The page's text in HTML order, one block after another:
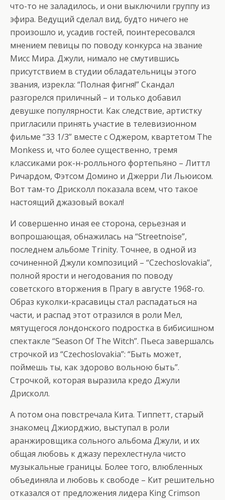
что-то не заладилось, и они выключили группу из
эфира. Ведущий сделал вид, будто ничего не
произошло и, усадив гостей, поинтересовался
мнением певицы по поводу конкурса на звание
Мисс Мира. Джули, нимало не смутившись
присутствием в студии обладательницы этого
звания, изрекла: “Полная фигня!” Скандал
разгорелся приличный – и только добавил
девушке популярности. Как следствие, артистку
пригласили принять участие в телевизионном
фильме “33 1/3” вместе с Оджером, квартетом The
Monkess и, что более существенно, тремя
классиками рок-н-ролльного фортепьяно – Литтл
Ричардом, Фэтсом Домино и Джерри Ли Льюисом.
Вот там-то Дрисколл показала всем, что такое
настоящий джазовый вокал!
И совершенно иная ее сторона, серьезная и
вопрошающая, обнажилась на “Streetnoise”,
последнем альбоме Trinity. Точнее, в одной из
сочиненной Джули композиций – “Czechoslovakia”,
полной ярости и негодования по поводу
советского вторжения в Прагу в августе 1968-го.
Образ куколки-красавицы стал распадаться на
части, и распад этот отразился в роли Мел,
мятущегося лондонского подростка в бибисишном
спектакле “Season Of The Witch”. Пьеса завершалсь
строчкой из “Czechoslovakia”: “Быть может,
поймешь ты, как здорово вольною быть”.
Строчкой, которая выразила кредо Джули
Дрисколл.
А потом она повстречала Кита. Типпетт, старый
знакомец Джиорджио, выступал в роли
аранжировщика сольного альбома Джули, и их
общая любовь к джазу перехлестнула чисто
музыкальные границы. Более того, влюбленных
объединяла и любовь к свободе – Кит решительно
отказался от предложения лидера King Crimson